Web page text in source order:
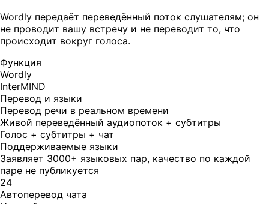
Wordly передаёт переведённый поток слушателям; он
не проводит вашу встречу и не переводит то, что
происходит вокруг голоса.
Функция
Wordly
InterMIND
Перевод и языки
Перевод речи в реальном времени
Живой переведённый аудиопоток + субтитры
Голос + субтитры + чат
Поддерживаемые языки
Заявляет 3000+ языковых пар, качество по каждой
паре не публикуется
24
Автоперевод чата